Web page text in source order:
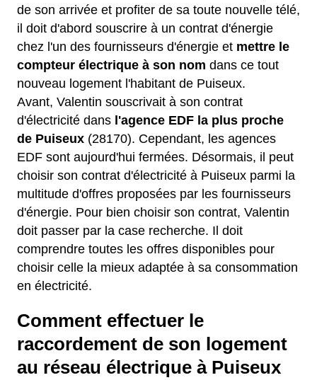
de son arrivée et profiter de sa toute nouvelle télé,
il doit d'abord souscrire à un contrat d'énergie
chez l'un des fournisseurs d'énergie et mettre le
compteur électrique à son nom dans ce tout
nouveau logement l'habitant de Puiseux.
Avant, Valentin souscrivait à son contrat
d'électricité dans l'agence EDF la plus proche
de Puiseux (28170). Cependant, les agences
EDF sont aujourd'hui fermées. Désormais, il peut
choisir son contrat d'électricité à Puiseux parmi la
multitude d'offres proposées par les fournisseurs
d'énergie. Pour bien choisir son contrat, Valentin
doit passer par la case recherche. Il doit
comprendre toutes les offres disponibles pour
choisir celle la mieux adaptée à sa consommation
en électricité.
Comment effectuer le
raccordement de son logement
au réseau électrique à Puiseux